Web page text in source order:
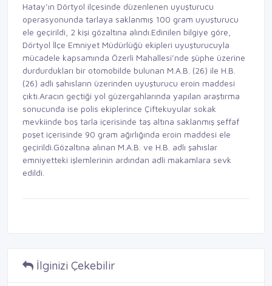
Hatay’ın Dörtyol ilçesinde düzenlenen uyuşturucu
operasyonunda tarlaya saklanmış 100 gram uyuşturucu
ele geçirildi, 2 kişi gözaltına alındı.Edinilen bilgiye göre,
Dörtyol İlçe Emniyet Müdürlüğü ekipleri uyuşturucuyla
mücadele kapsamında Özerli Mahallesi’nde şüphe üzerine
durdurdukları bir otomobilde bulunan M.A.B. (26) ile H.B.
(26) adlı şahısların üzerinden uyuşturucu eroin maddesi
çıktı.Aracın geçtiği yol güzergahlarında yapılan araştırma
sonucunda ise polis ekiplerince Çiftekuyular sokak
mevkiinde boş tarla içerisinde taş altına saklanmış şeffaf
poşet içerisinde 90 gram ağırlığında eroin maddesi ele
geçirildi.Gözaltına alınan M.A.B. ve H.B. adlı şahıslar
emniyetteki işlemlerinin ardından adli makamlara sevk
edildi.
İlginizi Çekebilir